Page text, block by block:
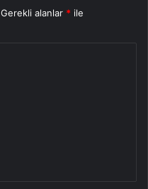
Gerekli alanlar * ile